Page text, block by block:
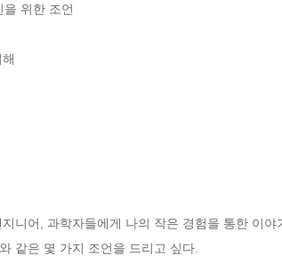
위한 조언
니어, 과학자들에게 나의 작은 경험을 통한 이
같은 몇 가지 조언을 드리고 싶다.